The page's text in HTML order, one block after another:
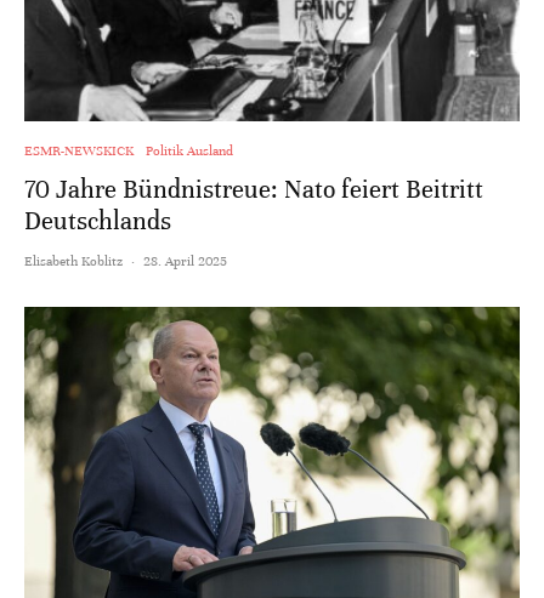
ESMR-NEWSKICK Politik Ausland
70 Jahre Bündnistreue: Nato feiert Beitritt
Deutschlands
Elisabeth Koblitz · 28. April 2025